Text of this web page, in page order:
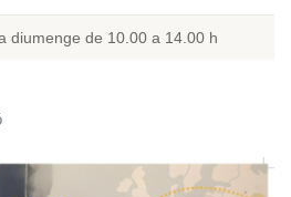
diumenge de 10.00 a 14.00 h